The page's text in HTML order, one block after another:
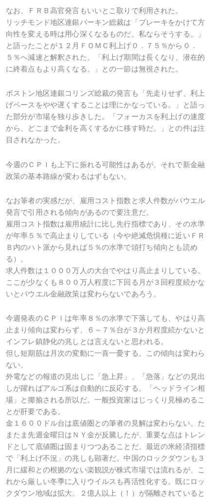
なお、ＦＲＢ高官発言もいいとこ取りで利用された。
リッチモンド地区連銀バーキン総裁は「ブレーキをかけて方
向性を変える時は用心深くなるものだ。私ならそうする。」
と語ったことが１２月ＦＯＭＣ利上げ０．７５％から０．
５％へ減速と解釈された。「利上げ期間は長くなり、潜在的
に終着点もより高くなる。」との一節は無視された。
ボストン地区連銀コリンズ総裁の発言も「先走りせず、利上
げペースをやや遅くすることは理にかなっている。」と語っ
た部分が市場を独り歩きした。「フォーカスを利上げの速度
から、どこまで金利を高くするかに移す時だ。」との件は注
目されなかった。
今週のＣＰＩも上下に振れる可能性はあるが、それで新金融
政策の基本路線が変わるはずもない。
なお筆者の実感だが、雇用コスト指数と求人件数がパウエル
発言で引用される傾向があるので要注意だ。
雇用コスト指数は雇用統計に比し先行指標であり、その水準
が年率５％で高止まりしている（今や絶滅危惧種に近いＦＲ
Ｂ内のハト派から見れば５％の水準で頭打ち傾向とも読め
る）。
求人件数は１０００万人の大台でやはり高止まりしている。
ここが少なくも８００万人程度に下回る月が３回程度続かな
いとパウエル金融政策は変わらないであろう。
今週発表のＣＰＩは年率８％の水準で下落しても、やはり高
止まり傾向は変わらず、６～７％台が３か月程度続かないと
インフレ鎮静化の兆しとは言えないと思われる。
但し短期筋は月次の変動に一喜一憂する。この傾向は変わら
ない。
外電などの報道の見出しに「急上昇」、「急落」などの見出
しが躍ればアルゴ系は自動的に反応する。「ヘッドライン相
場」と揶揄される所以だ。一般投資家はじっくり見極めるこ
とが肝要である。
金１６００ドル台は底値圏との筆者の見解は変わらない。た
またま先週金曜日はＮＹ金が反騰したが、重要な点はトレン
ドとして底値圏は固まりつつあることだ。最近の米経済指標
で「利上げ不況」の兆しも顕著だ。中国のロックダウンも３
月に緩和との根拠のない楽観説が株式市場では流れるが、こ
れから厳しい冬季に入りウイルスも再活性化する。既にロッ
クダウン地域は拡大。２億人以上（！）が隔離されていると